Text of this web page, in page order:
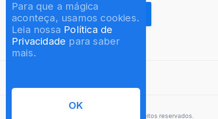
Para que a mágica
aconteça, usamos cookies.
Leia nossa Política de
Privacidade para saber
mais.
OK
© 2026 InterPromo GMBH. Todos os direitos reservados.